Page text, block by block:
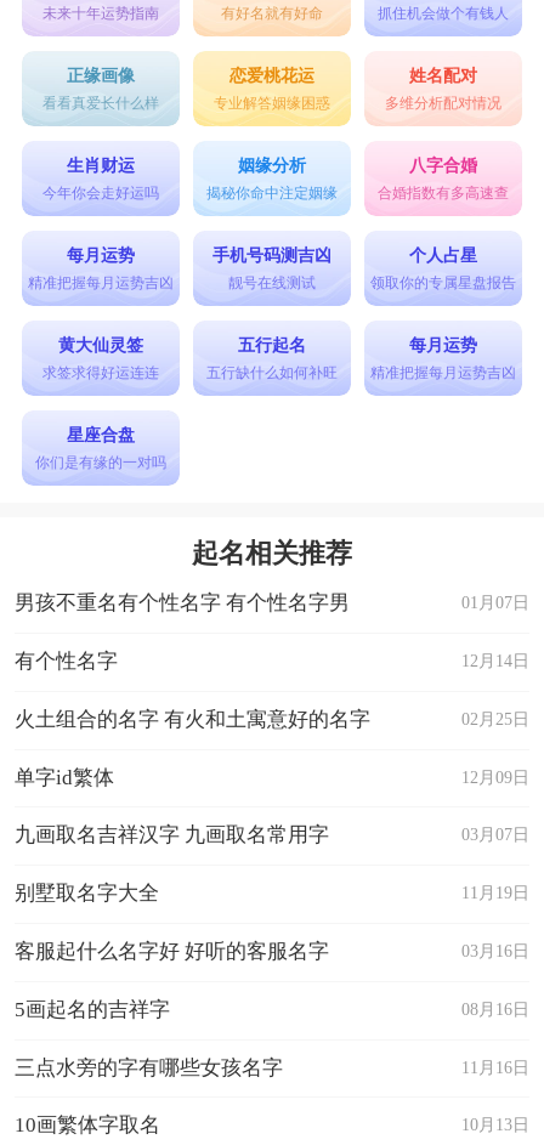
未来十年运势指南 有好名就有好命 抓住机会做个有钱人
正缘画像
看看真爱长什么样
恋爱桃花运
专业解答姻缘困惑
姓名配对
多维分析配对情况
生肖财运
今年你会走好运吗
姻缘分析
揭秘你命中注定姻缘
八字合婚
合婚指数有多高速查
每月运势
精准把握每月运势吉凶
手机号码测吉凶
靓号在线测试
个人占星
领取你的专属星盘报告
黄大仙灵签
求签求得好运连连
五行起名
五行缺什么如何补旺
每月运势
精准把握每月运势吉凶
星座合盘
你们是有缘的一对吗
起名相关推荐
01月07日
男孩不重名有个性名字 有个性名字男
12月14日
有个性名字
02月25日
火土组合的名字 有火和土寓意好的名字
12月09日
单字id繁体
03月07日
九画取名吉祥汉字 九画取名常用字
11月19日
别墅取名字大全
03月16日
客服起什么名字好 好听的客服名字
08月16日
5画起名的吉祥字
11月16日
三点水旁的字有哪些女孩名字
10月13日
10画繁体字取名